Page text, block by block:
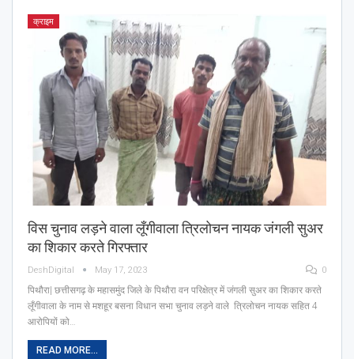
क्राइम
विस चुनाव लड़ने वाला लूँगीवाला त्रिलोचन नायक जंगली सुअर
का शिकार करते गिरफ्तार
DeshDigital May 17, 2023 0
पिथौरा| छत्तीसगढ़ के महासमुंद जिले के पिथौरा वन परिक्षेत्र में जंगली सुअर का शिकार करते
लूँगीवाला के नाम से मशहूर बसना विधान सभा चुनाव लड़ने वाले त्रिलोचन नायक सहित 4
आरोपियों को…
READ MORE...